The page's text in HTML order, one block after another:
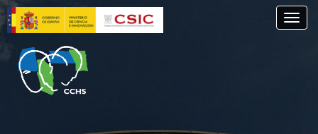
Pasar
al
contenido
principal